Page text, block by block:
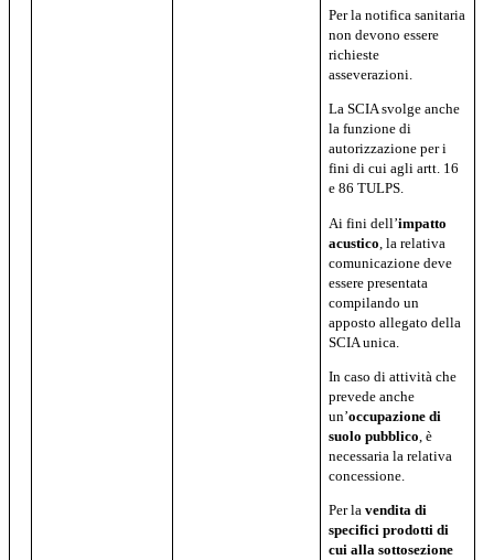
Per la notifica sanitaria
non devono essere
richieste
asseverazioni.
La SCIA svolge anche
la funzione di
autorizzazione per i
fini di cui agli artt. 16
e 86 TULPS.
Ai fini dell’impatto
acustico , la relativa
comunicazione deve
essere presentata
compilando un
apposto allegato della
SCIA unica.
In caso di attività che
prevede anche
un’occupazione di
suolo pubblico , è
necessaria la relativa
concessione.
Per lavendita di
specifici prodotti di
cui alla sottosezione